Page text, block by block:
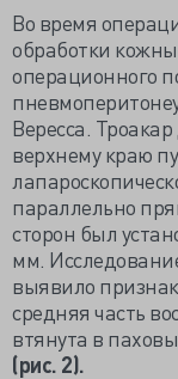
Во время
обработки
операционного
Вересса.
верхнему краю
параллельно
сторон был
мм.
выявило
средняя часть
втянута в
(рис. 2).